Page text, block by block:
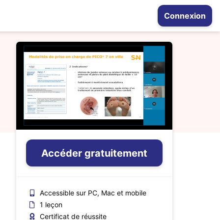
Connexion
Accéder gratuitement
Accessible sur PC, Mac et mobile
1 leçon
Certificat de réussite